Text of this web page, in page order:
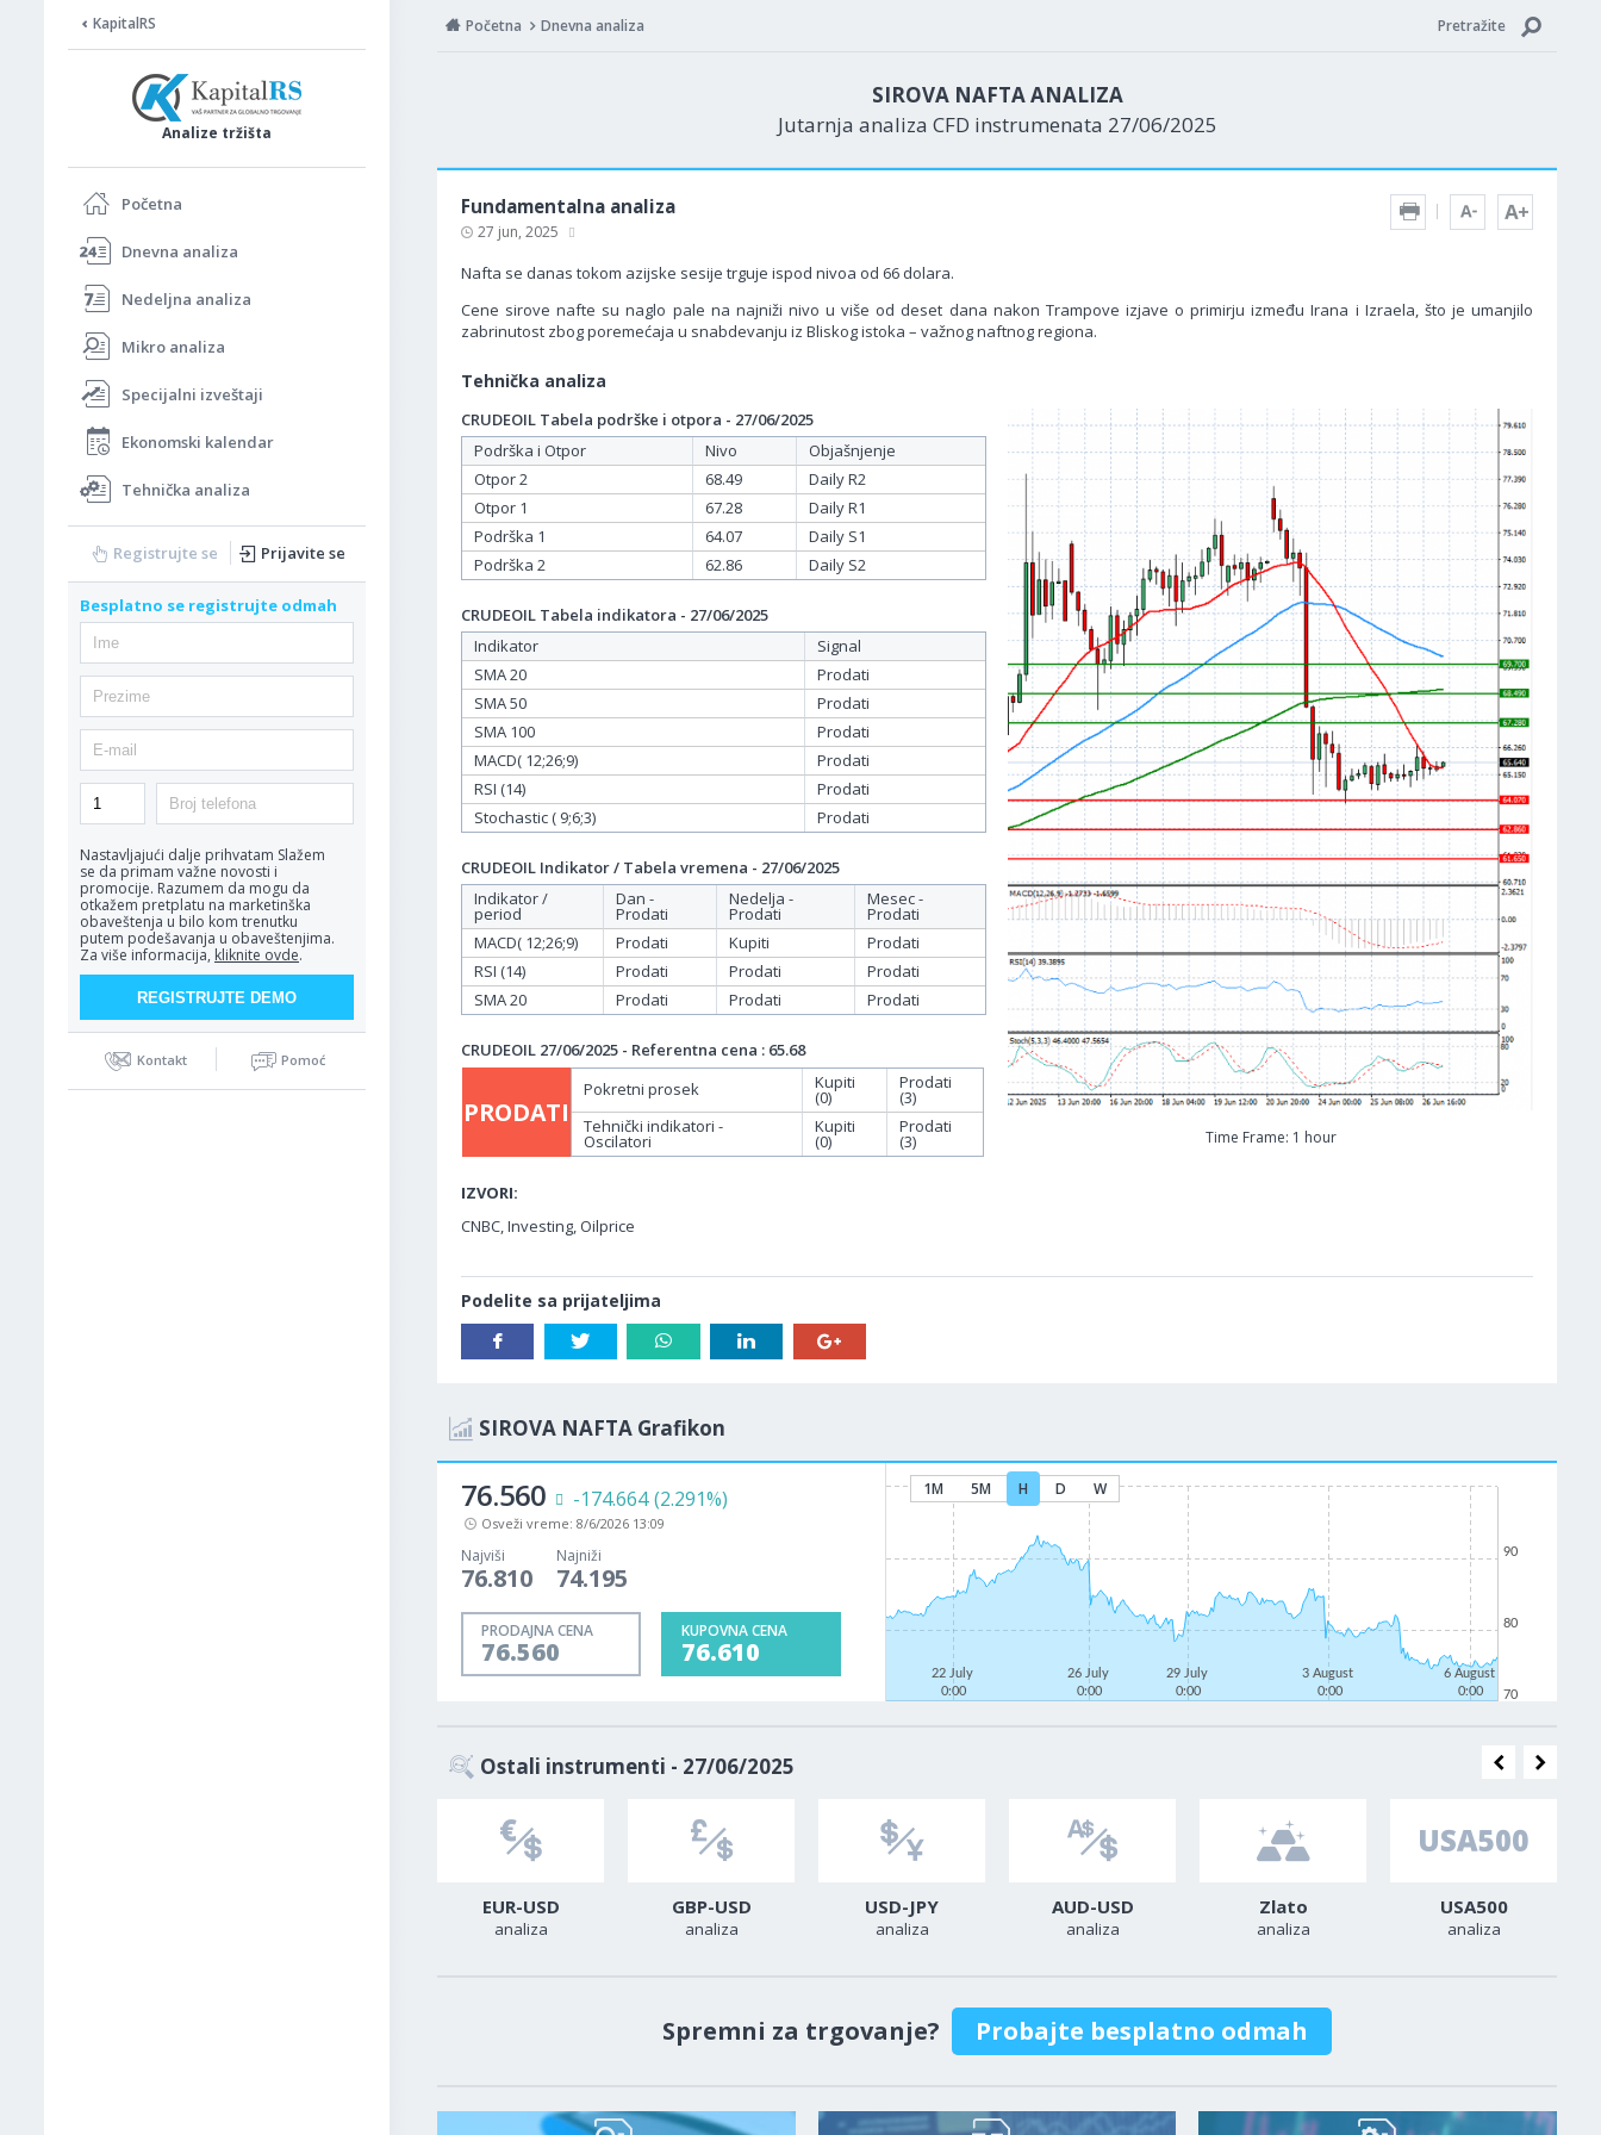
KapitalRS
Analize tržišta
Početna
Dnevna analiza
Nedeljna analiza
Mikro analiza
Specijalni izveštaji
Ekonomski kalendar
Tehnička analiza
Registrujte se Prijavite se
Besplatno se registrujte odmah
Nastavljajući dalje prihvatam Slažem
se da primam važne novosti i
promocije. Razumem da mogu da
otkažem pretplatu na marketinška
obaveštenja u bilo kom trenutku
putem podešavanja u obaveštenjima.
Za više informacija, kliknite ovde.
Kontakt Pomoć
Početna Dnevna analiza Pretražite
SIROVA NAFTA ANALIZA
Jutarnja analiza CFD instrumenata 27/06/2025
Fundamentalna analiza
27 jun, 2025
Nafta se danas tokom azijske sesije trguje ispod nivoa od 66 dolara.
Cene sirove nafte su naglo pale na najniži nivo u više od deset dana nakon Trampove izjave o primirju između Irana i Izraela, što je umanjilo
zabrinutost zbog poremećaja u snabdevanju iz Bliskog istoka – važnog naftnog regiona.
Tehnička analiza
Time Frame: 1 hour
CRUDEOIL Tabela podrške i otpora - 27/06/2025
Podrška i Otpor
Nivo
Objašnjenje
Otpor 2
68.49
Daily R2
Otpor 1
67.28
Daily R1
Podrška 1
64.07
Daily S1
Podrška 2
62.86 Daily S2
CRUDEOIL Tabela indikatora - 27/06/2025
Indikator
Signal
SMA 20
Prodati
SMA 50
Prodati
SMA 100
Prodati
MACD( 12;26;9)
Prodati
RSI (14)
Prodati
Stochastic ( 9;6;3)
Prodati
CRUDEOIL Indikator / Tabela vremena - 27/06/2025
Indikator /
period
Dan -
Prodati
Nedelja -
Prodati
Mesec -
Prodati
MACD( 12;26;9)
Prodati Kupiti
Prodati
RSI (14)
Prodati Prodati
Prodati
SMA 20
Prodati Prodati Prodati
CRUDEOIL 27/06/2025 - Referentna cena : 65.68
PRODATI
Pokretni prosek Kupiti
(0)
Prodati
(3)
Tehnički indikatori -
Oscilatori
Kupiti
(0)
Prodati
(3)
IZVORI:
CNBC, Investing, Oilprice
Podelite sa prijateljima
SIROVA NAFTA Grafikon
76.560 -174.664 (2.291%)
Osveži vreme: 8/6/2026 13:09
Najviši
76.810
Najniži
74.195
PRODAJNA CENA
76.560
KUPOVNA CENA
76.610
1M 5M H D W
22 July
0:00
26 July
0:00
29 July
0:00
3 August
0:00
6 August
0:00
70
80
90
Ostali instrumenti - 27/06/2025
EUR-USD
analiza
GBP-USD
analiza
USD-JPY
analiza
AUD-USD
analiza
Zlato
analiza
USA500
analiza
Spremni za trgovanje? Probajte besplatno odmah